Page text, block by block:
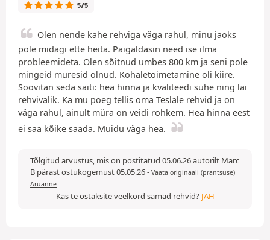
5/5
Olen nende kahe rehviga väga rahul, minu jaoks
pole midagi ette heita. Paigaldasin need ise ilma
probleemideta. Olen sõitnud umbes 800 km ja seni pole
mingeid muresid olnud. Kohaletoimetamine oli kiire.
Soovitan seda saiti: hea hinna ja kvaliteedi suhe ning lai
rehvivalik. Ka mu poeg tellis oma Teslale rehvid ja on
väga rahul, ainult müra on veidi rohkem. Hea hinna eest
ei saa kõike saada. Muidu väga hea.
Tõlgitud arvustus, mis on postitatud 05.06.26 autorilt Marc
B pärast ostukogemust 05.05.26- Vaata originaali (prantsuse)
Aruanne
Kas te ostaksite veelkord samad rehvid? JAH